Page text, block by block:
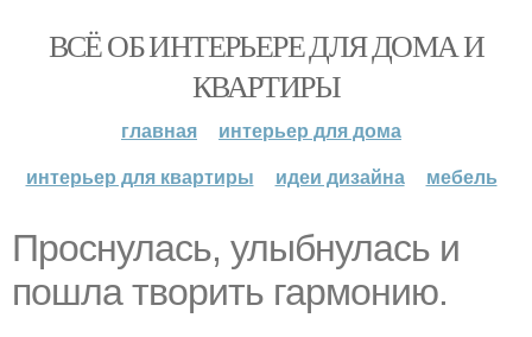
ВСЁ ОБ ИНТЕРЬЕРЕ ДЛЯ ДОМА И
КВАРТИРЫ
главная
интерьер для дома
интерьер для квартиры
идеи дизайна мебель
Проснулась, улыбнулась и
пошла творить гармонию.